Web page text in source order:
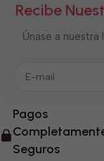
Recibe
Únase a
Pagos
Seguros